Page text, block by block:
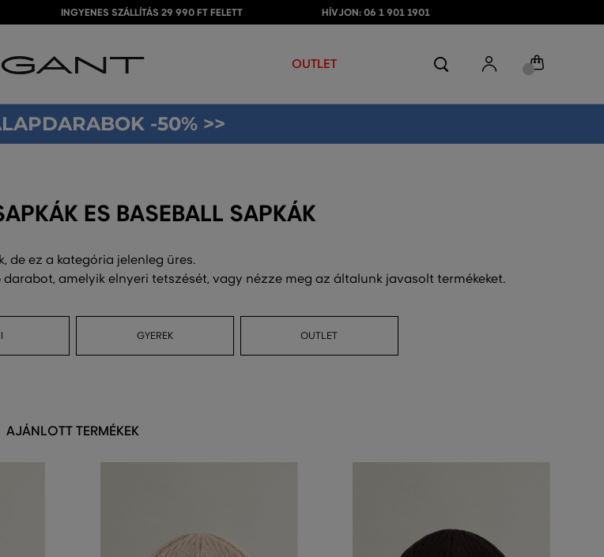
INGYENES SZÁLLÍTÁS 29 990 FT FELETT HÍVJON: 06 1 901 1901
OUTLET
-50% >>
ES BASEBALL SAPKÁK
de ez a kategória jelenleg üres.
amelyik elnyeri tetszését, vagy nézze meg az általunk javasolt termékeket.
GYEREK OUTLET
AJÁNLOTT TERMÉKEK